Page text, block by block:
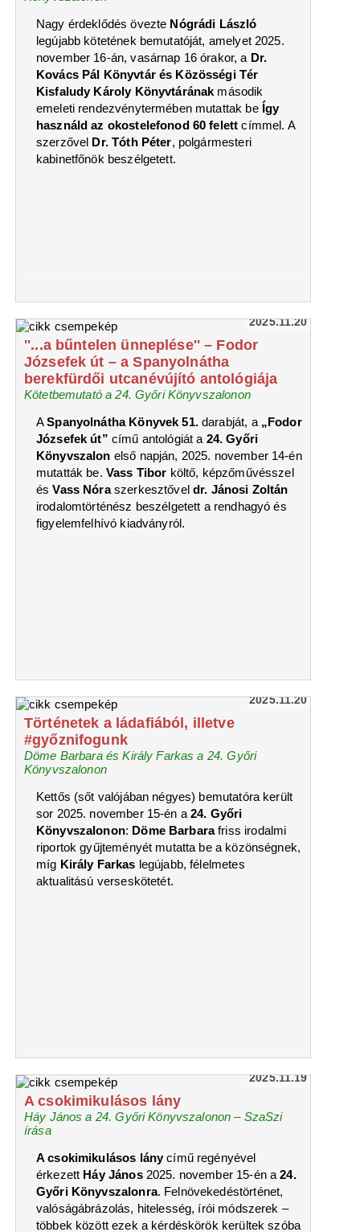
Nagy érdeklődés övezte Nógrádi László
legújabb kötetének bemutatóját, amelyet 2025.
november 16-án, vasárnap 16 órakor, a Dr.
Kovács Pál Könyvtár és Közösségi Tér
Kisfaludy Károly Könyvtárának második
emeleti rendezvénytermében mutattak be Így
használd az okostelefonod 60 felett címmel. A
szerzővel Dr. Tóth Péter, polgármesteri
kabinetfőnök beszélgetett.
2025.11.20
''...a bűntelen ünneplése'' – Fodor
Józsefek út – a Spanyolnátha
berekfürdői utcanévújító antológiája
Kötetbemutató a 24. Győri Könyvszalonon
ASpanyolnátha Könyvek 51.darabját, a„Fodor
Józsefek út” című antológiát a 24. Győri
Könyvszalon első napján, 2025. november 14-én
mutatták be. Vass Tibor költő, képzőművésszel
ésVass Nóraszerkesztőveldr. Jánosi Zoltán
irodalomtörténész beszélgetett a rendhagyó és
figyelemfelhívó kiadványról.
2025.11.20
Történetek a ládafiából, illetve
#győznifogunk
Döme Barbara és Király Farkas a 24. Győri
Könyvszalonon
Kettős (sőt valójában négyes) bemutatóra került
sor 2025. november 15-én a24. Győri
Könyvszalonon: Döme Barbarafriss irodalmi
riportok gyűjteményét mutatta be a közönségnek,
míg Király Farkas legújabb, félelmetes
aktualitású verseskötetét.
2025.11.19
A csokimikulásos lány
Háy János a 24. Győri Könyvszalonon – SzaSzi
írása
A csokimikulásos lány című regényével
érkezett Háy János 2025. november 15-én a 24.
Győri Könyvszalonra. Felnövekedéstörténet,
valóságábrázolás, hitelesség, írói módszerek –
többek között ezek a kérdéskörök kerültek szóba